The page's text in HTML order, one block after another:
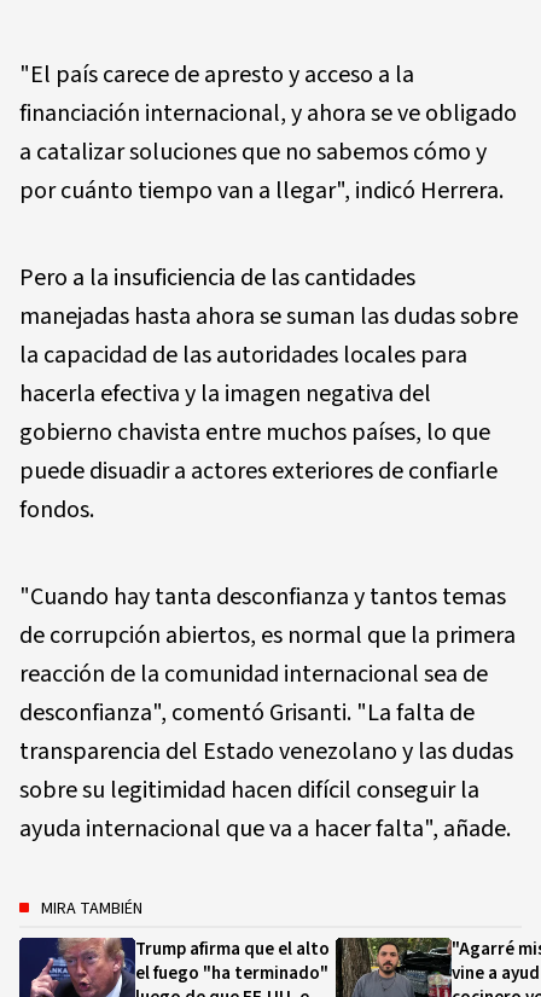
"El país carece de apresto y acceso a la
financiación internacional, y ahora se ve obligado
a catalizar soluciones que no sabemos cómo y
por cuánto tiempo van a llegar", indicó Herrera.
Pero a la insuficiencia de las cantidades
manejadas hasta ahora se suman las dudas sobre
la capacidad de las autoridades locales para
hacerla efectiva y la imagen negativa del
gobierno chavista entre muchos países, lo que
puede disuadir a actores exteriores de confiarle
fondos.
"Cuando hay tanta desconfianza y tantos temas
de corrupción abiertos, es normal que la primera
reacción de la comunidad internacional sea de
desconfianza", comentó Grisanti. "La falta de
transparencia del Estado venezolano y las dudas
sobre su legitimidad hacen difícil conseguir la
ayuda internacional que va a hacer falta", añade.
MIRA TAMBIÉN
Trump afirma que el alto
el fuego "ha terminado"
"Agarré
vine a